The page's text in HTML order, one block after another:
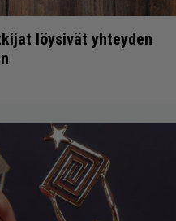
löysivät yhteyden